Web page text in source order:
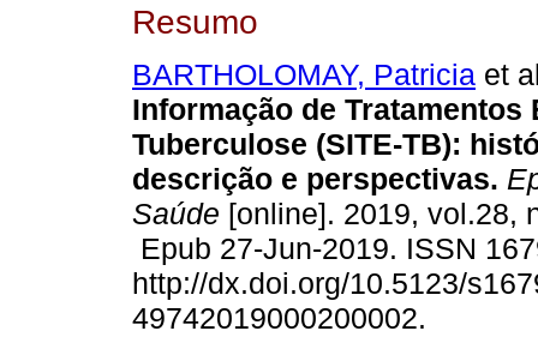
Resumo
BARTHOLOMAY, Patricia et
Informação de Tratamentos
Tuberculose (SITE-TB):
descrição e perspectivas.
Saúde [online]. 2019, vol.28,
Epub 27-Jun-2019. ISSN
http://dx.doi.org/10.5123/
49742019000200002.